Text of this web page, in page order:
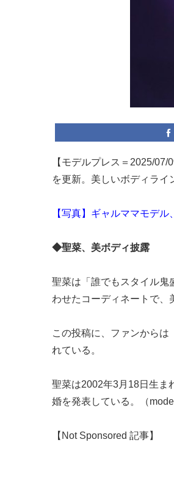
【モデルプレス＝2025/
を更新。美しいボディライ
【写真】ギャルママモデ
◆聖菜、美ボディ披露
聖菜は「誰でもスタイル鬼
わせたコーディネートで、
この投稿に、ファンから
れている。
聖菜は2002年3月18日生ま
婚を発表している。（
【Not Sponsored 記事】